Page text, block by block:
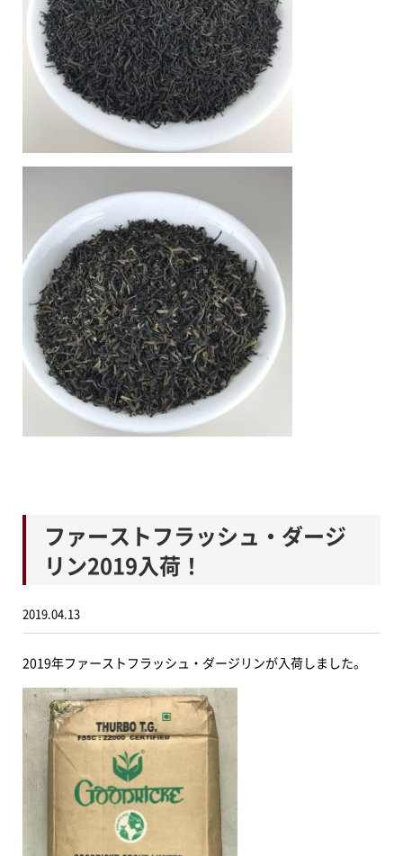
ファーストフラッシュ・ダージ
リン2019入荷！
2019.04.13
2019年ファーストフラッシュ・ダージリンが入荷しました。